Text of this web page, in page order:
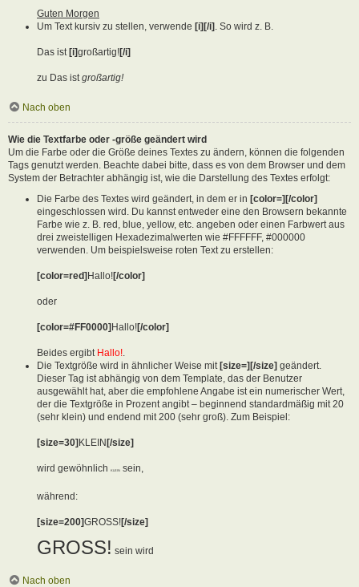
Guten Morgen
Um Text kursiv zu stellen, verwende [i][/i] . So wird z. B.
Das ist [i]großartig![/i]
zu Das istgroßartig!
Nach oben
Wie die Textfarbe oder -größe geändert wird
Um die Farbe oder die Größe deines Textes zu ändern, können die folgenden
Tags genutzt werden. Beachte dabei bitte, dass es von dem Browser und dem
System der Betrachter abhängig ist, wie die Darstellung des Textes erfolgt:
Die Farbe des Textes wird geändert, in dem er in [color=][/color]
eingeschlossen wird. Du kannst entweder eine den Browsern bekannte
Farbe wie z. B. red, blue, yellow, etc. angeben oder einen Farbwert aus
drei zweistelligen Hexadezimalwerten wie #FFFFFF, #000000
verwenden. Um beispielsweise roten Text zu erstellen:
[color=red]Hallo![/color]
oder
[color=#FF0000]Hallo![/color]
Beides ergibt Hallo!
Die Textgröße wird in ähnlicher Weise mit [size=][/size] geändert.
Dieser Tag ist abhängig von dem Template, das der Benutzer
ausgewählt hat, aber die empfohlene Angabe ist ein numerischer Wert,
der die Textgröße in Prozent angibt – beginnend standardmäßig mit 20
(sehr klein) und endend mit 200 (sehr groß). Zum Beispiel:
[size=30]KLEIN[/size]
wird gewöhnlich KLEIN sein,
während:
[size=200]GROSS![/size]
GROSS! sein wird
Nach oben